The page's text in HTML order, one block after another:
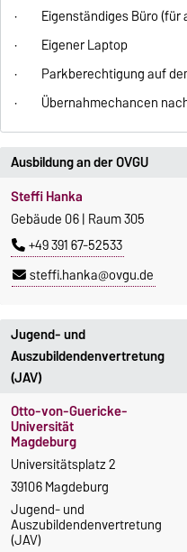
· Eigenständiges Büro (für
· Eigener Laptop
· Parkberechtigung auf
· Übernahmechancen
Ausbildung an der OVGU
Steffi Hanka
Gebäude 06 | Raum 305
+49 391 67-52533
steffi.hanka@ovgu.de
Jugend- und
Auszubildendenvertretung
(JAV)
Otto-von-Guericke-
Universität
Magdeburg
Universitätsplatz 2
39106 Magdeburg
Jugend- und
Auszubildendenvertretung
(JAV)